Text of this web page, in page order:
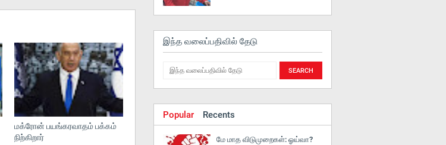
மக்ரோன் பயங்கரவாதம் பக்கம்
நிற்கிறார்
இந்த வலைப்பதிவில் தேடு
Popular Recents
மே மாத விடுமுறைகள்: ஓய்வா?